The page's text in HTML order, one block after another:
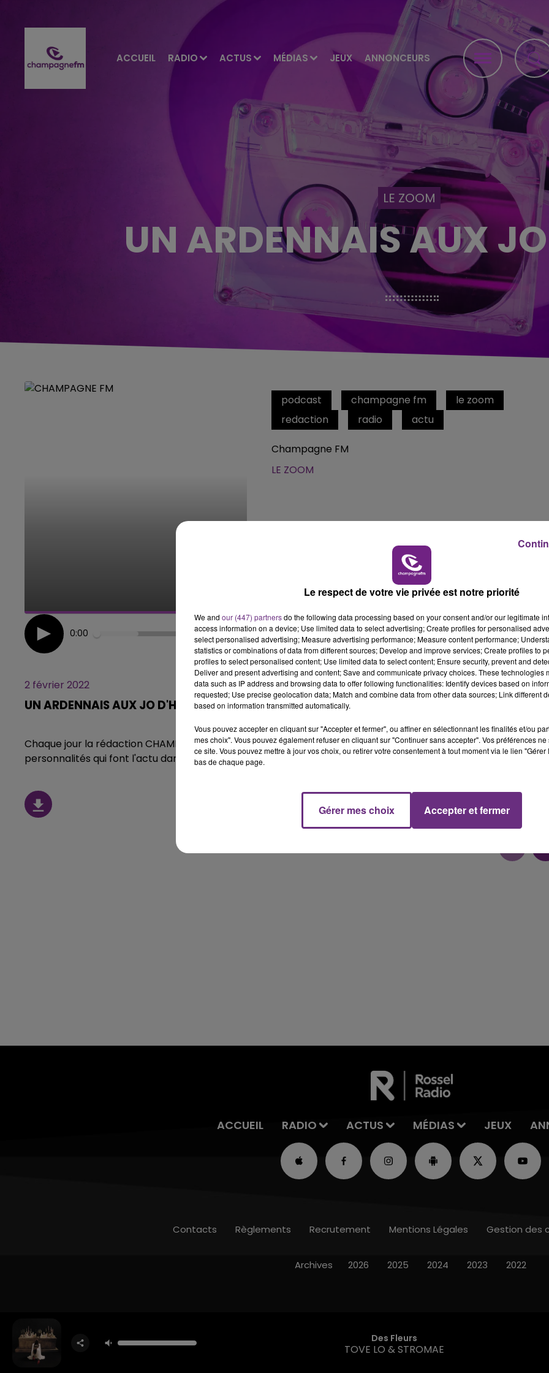
ACCUEIL RADIO ACTUS MÉDIAS JEUX ANNONCEURS
LA RADIO POP
LE ZOOM
UN ARDENNAIS AUX
podcast champagne fm
le zoom
redaction
radio actu
Champagne FM
LE ZOOM
0:00
2 février 2022
UN ARDENNAIS AUX JO D'HIVER
Chaque jour la rédaction CHAMPAGNE FM, vous propose un ZOOM sur un sujet d'actualité. Rencontre avec les
personnalités qui font l'actu dans notre région.
ACCUEIL RADIO ACTUS MÉDIAS JEUX
Des Fleurs
TOVE LO & STROMAE
Contacts Règlements Recrutement Mentions Légales Gestion des
Archives 2026 2025 2024 2023 2022
Le respect de votre vie privée est notre priorité
We and our (447) partnersdo the following data processing based on your consent and/or our legitimate
access information on a device; Use limited data to select advertising; Create profiles for personalised
select personalised advertising; Measure advertising performance; Measure content performance;
statistics or combinations of data from different sources; Develop and improve services; Create profiles to
profiles to select personalised content; Use limited data to select content; Ensure security, prevent and
Deliver and present advertising and content; Save and communicate privacy choices. These technologies
data such as IP address and browsing data to offer following functionalities: Identify devices based on
requested; Use precise geolocation data; Match and combine data from other data sources; Link different
based on information transmitted automatically.
Vous pouvez accepter en cliquant sur "Accepter et fermer", ou affiner en sélectionnant les finalités et/ou
mes choix". Vous pouvez également refuser en cliquant sur "Continuer sans accepter". Vos préférences
ce site. Vous pouvez mettre à jour vos choix, ou retirer votre consentement à tout moment via le lien
bas de chaque page.
Gérer mes choix Accepter et fermer